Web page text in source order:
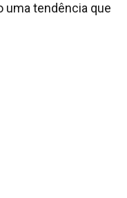
uma tendência que